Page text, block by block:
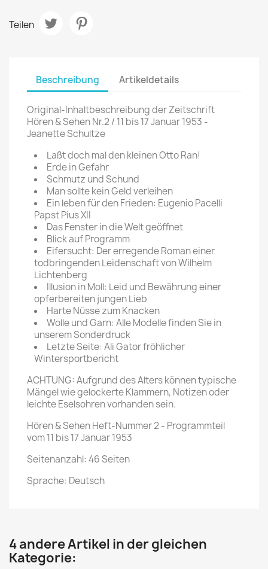
Teilen
Beschreibung Artikeldetails
Original-Inhaltbeschreibung der Zeitschrift
Hören & Sehen Nr.2 / 11 bis 17 Januar 1953 -
Jeanette Schultze
Laßt doch mal den kleinen Otto Ran!
Erde in Gefahr
Schmutz und Schund
Man sollte kein Geld verleihen
Ein leben für den Frieden: Eugenio Pacelli
Papst Pius XII
Das Fenster in die Welt geöffnet
Blick auf Programm
Eifersucht: Der erregende Roman einer
todbringenden Leidenschaft von Wilhelm
Lichtenberg
Illusion in Moll: Leid und Bewährung einer
opferbereiten jungen Lieb
Harte Nüsse zum Knacken
Wolle und Garn: Alle Modelle finden Sie in
unserem Sonderdruck
Letzte Seite: Ali Gator fröhlicher
Wintersportbericht
ACHTUNG: Aufgrund des Alters können typische
Mängel wie gelockerte Klammern, Notizen oder
leichte Eselsohren vorhanden sein.
Hören & Sehen Heft-Nummer 2 - Programmteil
vom 11 bis 17 Januar 1953
Seitenanzahl: 46 Seiten
Sprache: Deutsch
4 andere Artikel in der gleichen
Kategorie: